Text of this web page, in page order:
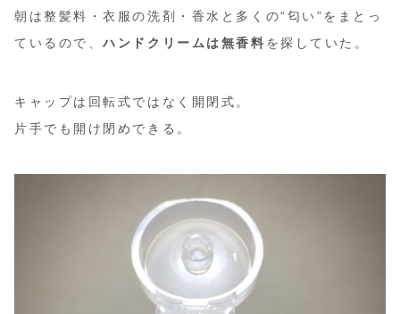
朝は整髪料・衣服の洗剤・香水と多くの“匂い”をまとっ
ているので、ハンドクリームは無香料 を探していた。
キャップは回転式ではなく開閉式。
片手でも開け閉めできる。